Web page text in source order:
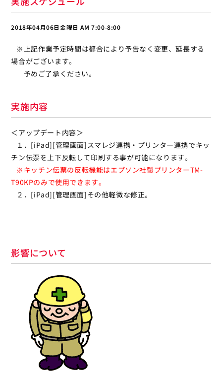
2018年04月06日金曜日 AM 7:00-8:00
※上記作業予定時間は都合により予告なく変更、延長する
場合がございます。
予めご了承ください。
実施内容
＜アップデート内容＞
１．[iPad][管理画面]スマレジ連携・プリンター連携でキッ
チン伝票を上下反転して印刷する事が可能になります。
※キッチン伝票の反転機能はエプソン社製プリンターTM-
T90KPのみで使用できます。
２．[iPad][管理画面]その他軽微な修正。
影響について